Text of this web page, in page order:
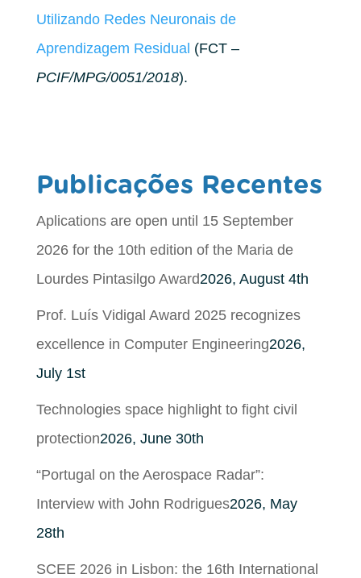
Utilizando Redes Neuronais de
Aprendizagem Residual (FCT –
PCIF/MPG/0051/2018).
Publicações Recentes
Aplications are open until 15 September
2026 for the 10th edition of the Maria de
Lourdes Pintasilgo Award2026, August 4th
Prof. Luís Vidigal Award 2025 recognizes
excellence in Computer Engineering2026,
July 1st
Technologies space highlight to fight civil
protection2026, June 30th
“Portugal on the Aerospace Radar”:
Interview with John Rodrigues2026, May
28th
SCEE 2026 in Lisbon: the 16th International